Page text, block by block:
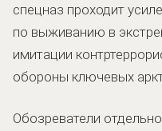
спецназ проходит
по выживанию в
имитации
обороны ключевых
Обозреватели